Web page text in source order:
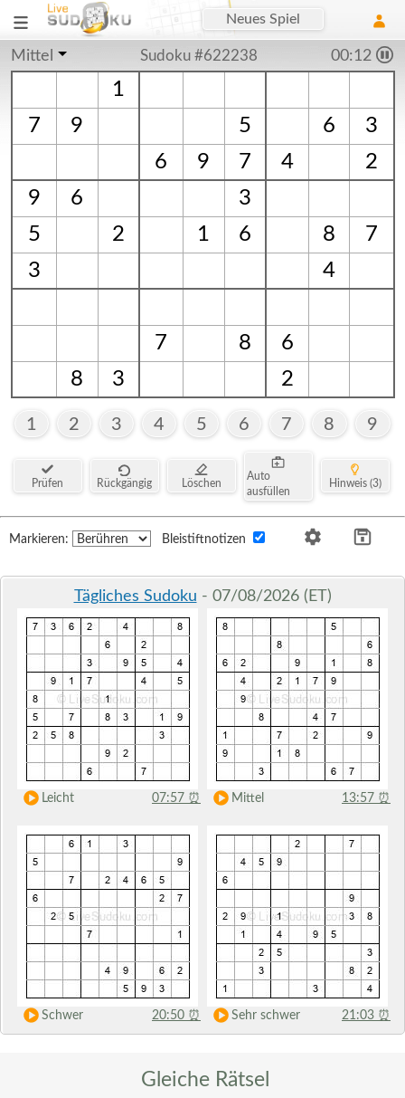
Neues Spiel
Mittel Sudoku #622238 00:12
1
7
9 5 6
3
6
9 7 4
2
9
6
3
5
2 1 6 8
7
3
4
7 8
6
8
3 2
1 2 3 4 5 6 7 8 9
Prüfen Rückgängig Löschen
Auto
ausfüllen
Hinweis (3)
Markieren: Bleistiftnotizen
Tägliches Sudoku - 07/08/2026 (ET)
Leicht 07:57 ⏰ Mittel 13:57 ⏰
Schwer 20:50 ⏰ Sehr schwer 21:03 ⏰
Gleiche Rätsel